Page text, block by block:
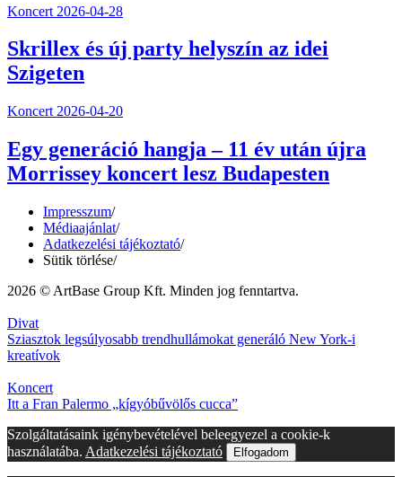
Koncert 2026-04-28
Skrillex és új party helyszín az idei
Szigeten
Koncert 2026-04-20
Egy generáció hangja – 11 év után újra
Morrissey koncert lesz Budapesten
Impresszum/
Médiaajánlat/
Adatkezelési tájékoztató/
Sütik törlése/
2026 © ArtBase Group Kft. Minden jog fenntartva.
Divat
Sziasztok legsúlyosabb trendhullámokat generáló New York-i
kreatívok
Koncert
Itt a Fran Palermo „kígyóbűvölős cucca”
Szolgáltatásaink igénybevételével beleegyezel a cookie-k
használatába. Adatkezelési tájékoztató Elfogadom